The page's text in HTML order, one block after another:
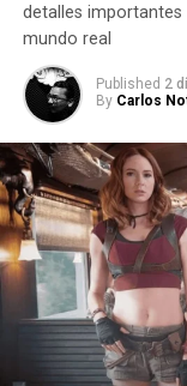
recibidos en
y The Lost City.
Veremos qué
que James
interpretar a
La cinta
para
Hablando con
pasada, el
Gunn, dijo:
detalles importantes
mundo real
Published 2
By Carlos